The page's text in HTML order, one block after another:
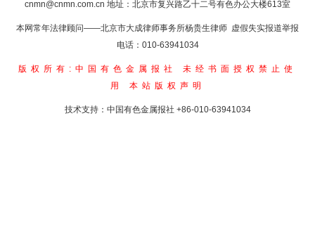
cnmn@cnmn.com.cn 地址：北京市复兴路乙十二号有色办公大楼613室
本网常年法律顾问——北京市大成律师事务所杨贵生律师 虚假失实报道举报
电话：010-63941034
版权所有:中国有色金属报社
未经书面授权禁止使
用 本站版权声明
技术支持：中国有色金属报社 +86-010-63941034